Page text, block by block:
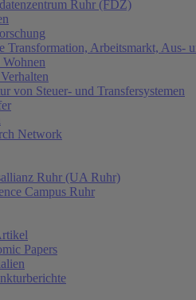
Ruhr (FDZ)
Transformation, Arbeitsmarkt, Aus-
von Steuer- und Transfersystemen
Network
Ruhr (UA Ruhr)
Campus Ruhr
Papers